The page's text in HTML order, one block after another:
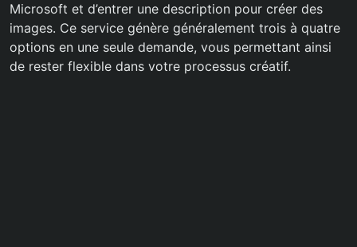
Microsoft et d’entrer une description pour créer des
images. Ce service génère généralement trois à quatre
options en une seule demande, vous permettant ainsi
de rester flexible dans votre processus créatif.